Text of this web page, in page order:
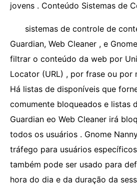
jovens . Conteúdo Sistemas de
sistemas de controle de
Guardian, Web Cleaner , e
filtrar o conteúdo da web por
Locator (URL) , por frase ou por
Há listas de disponíveis que
comumente bloqueados e listas
Guardian eo Web Cleaner irá
todos os usuários . Gnome
tráfego para usuários
também pode ser usado para
hora do dia e da duração da